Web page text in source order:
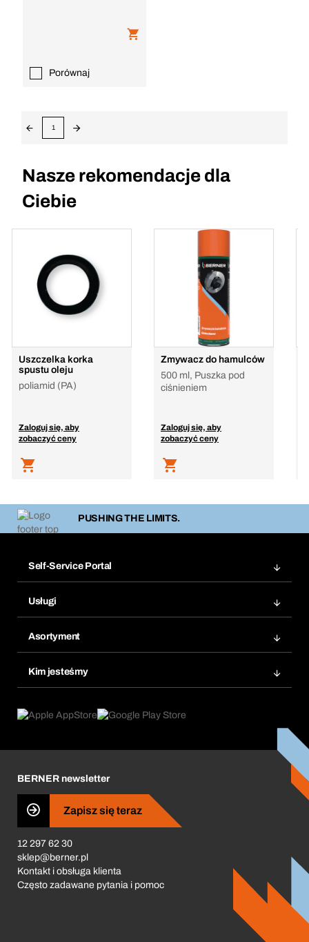
Porównaj
1
Nasze rekomendacje dla
Ciebie
Uszczelka korka
spustu oleju
poliamid (PA)
Zaloguj się, aby
zobaczyć ceny
Zmywacz do hamulców
500 ml, Puszka pod
ciśnieniem
Zaloguj się, aby
zobaczyć ceny
PUSHING THE LIMITS.
Self-Service Portal
Ponowne zamówienie
Zamówienia cykliczne
Najczęściej zadawane pytania
Usługi
Chemiczna baza danych
eProcurement
Doradca produktowy
Asortyment
Kim jesteśmy
Co nas napędza
Business Conduct
BERNER newsletter
Zapisz się teraz
12 297 62 30
sklep@berner.pl
Kontakt i obsługa klienta
Często zadawane pytania i pomoc